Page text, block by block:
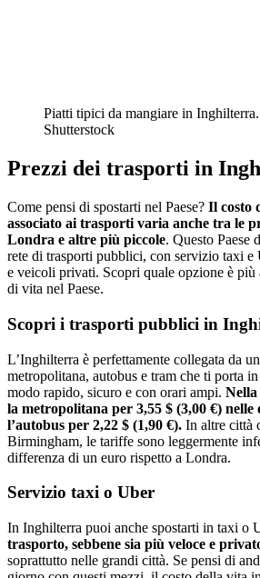
Piatti tipici da mangiare in
Shutterstock
Prezzi dei trasporti in
Come pensi di spostarti nel Paese? Il costo
associato ai trasporti varia anche tra le
Londra e altre più piccole. Questo Paese
rete di trasporti pubblici, con servizio taxi e
e veicoli privati. Scopri quale opzione è più
di vita nel Paese.
Scopri i trasporti pubblici in
L’Inghilterra è perfettamente collegata da
metropolitana, autobus e tram che ti porta
modo rapido, sicuro e con orari ampi.
la metropolitana per 3,55 $ (3,00 €)
l’autobus per 2,22 $ (1,90 €). In altre città
Birmingham, le tariffe sono leggermente
differenza di un euro rispetto a Londra.
Servizio taxi o Uber
In Inghilterra puoi anche spostarti in taxi o
trasporto, sebbene sia più veloce e
soprattutto nelle grandi città. Se pensi di